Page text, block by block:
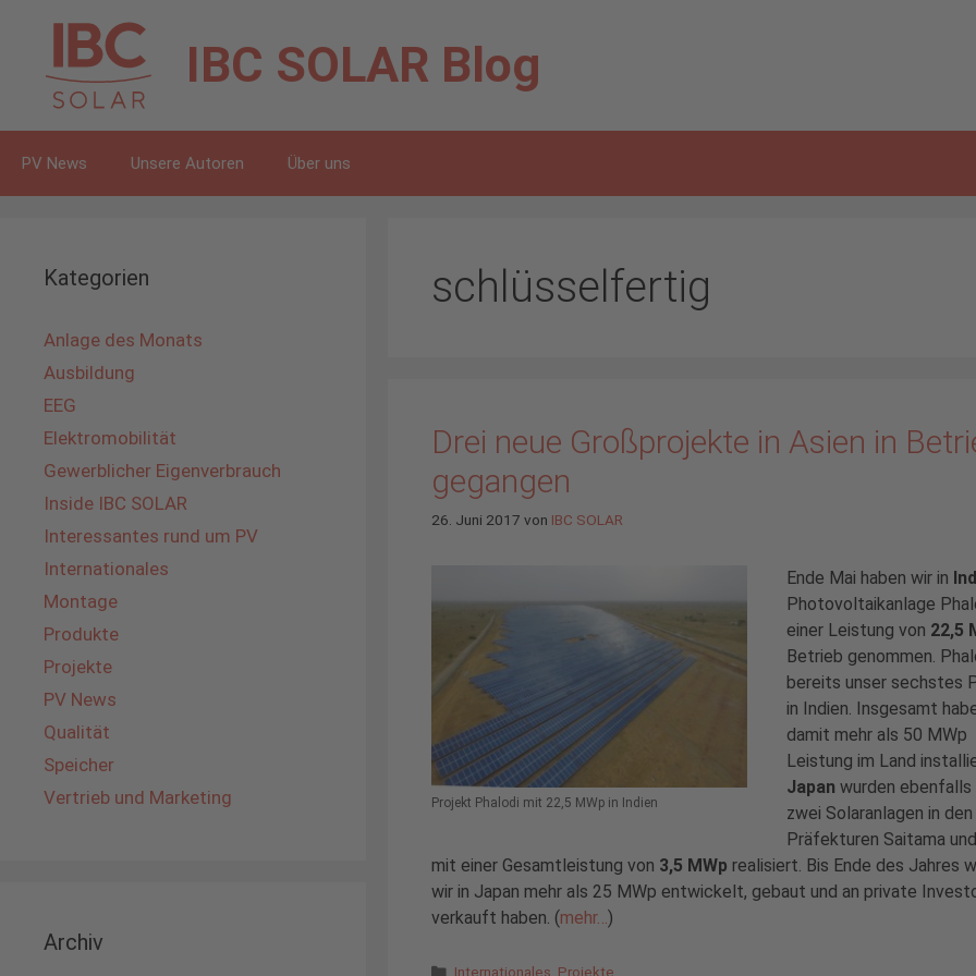
springen
IBC SOLAR Blog
PV News Unsere Autoren Über uns
schlüsselfertig
Drei neue Großprojekte in Asien in
gegangen
26. Juni 2017 von IBC SOLAR
Projekt Phalodi mit 22,5 MWp in Indien
Ende Mai haben wir in
Photovoltaikanlage
einer Leistung von 22,5
Betrieb genommen.
bereits unser sechstes
in Indien. Insgesamt
damit mehr als 50 MWp
Leistung im Land
Japan wurden ebenfalls
zwei Solaranlagen in den
Präfekturen Saitama
mit einer Gesamtleistung von 3,5 MWp realisiert. Bis Ende des Jahres
wir in Japan mehr als 25 MWp entwickelt, gebaut und an private
verkauft haben. (mehr… )
Kategorien
Internationales Projekte
Kategorien
Anlage des Monats
Ausbildung
EEG
Elektromobilität
Gewerblicher Eigenverbrauch
Inside IBC SOLAR
Interessantes rund um PV
Internationales
Montage
Produkte
Projekte
PV News
Qualität
Speicher
Vertrieb und Marketing
Archiv